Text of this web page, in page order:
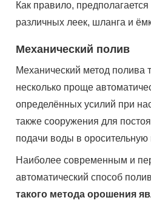
Как правило,
различных леек, шланга и
Механический полив
Механический метод полива
несколько проще
определённых усилий при
также сооружения для
подачи воды в оросительную
Наиболее современным и
автоматический способ
такого метода орошения